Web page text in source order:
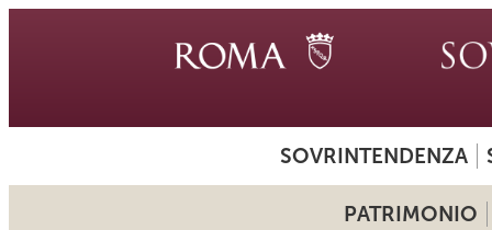
SOVRINTENDENZA
PATRIMONIO